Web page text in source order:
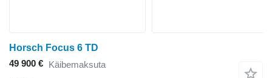
Horsch Focus 6 TD
49 900 € Käibemaksuta